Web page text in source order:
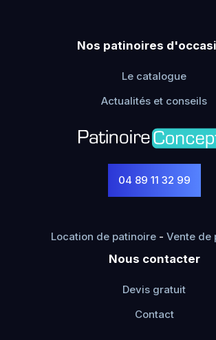
Nos patinoires
Le catalogue
Actualités et conseils
04 89 11 32 99
Location de patinoire- Vente de
Nous contacter
Devis gratuit
Contact